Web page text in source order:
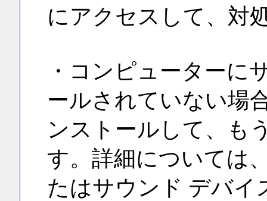
にアクセスして、対
・コンピューターに
ールされていない場
ンストールして、も
す。詳細については
たはサウンド デバイ